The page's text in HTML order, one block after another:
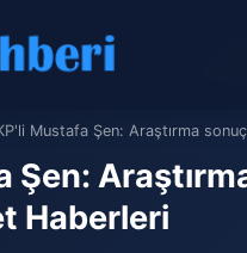
Mustafa Şen: Araştırma
Şen:
Haberleri